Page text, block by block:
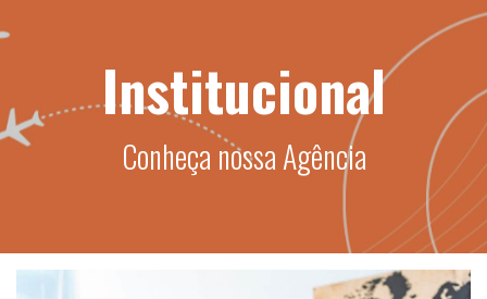
Institucional
Conheça nossa Agência